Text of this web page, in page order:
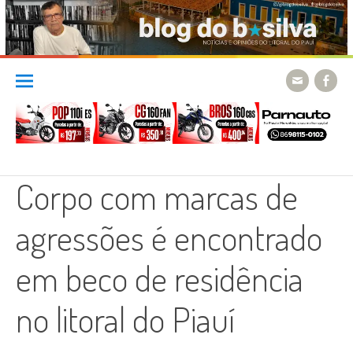
Skip
content
Corpo com marcas de
agressões é encontrado
em beco de residência
no litoral do Piauí